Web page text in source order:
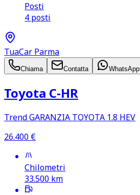
Posti
4 posti
TuaCar Parma
Chiama Contatta WhatsApp
Toyota C‑HR
Trend GARANZIA TOYOTA 1.8 HEV
26.400 €
Chilometri
33.500 km